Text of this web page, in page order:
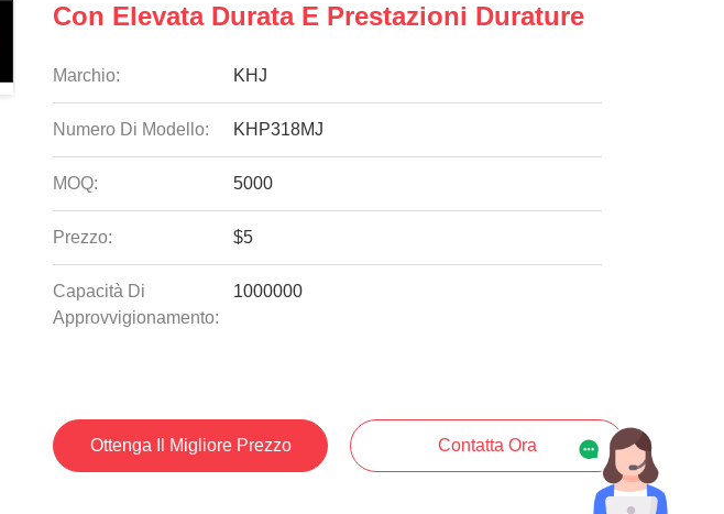
Con Elevata Durata E Prestazioni Durature
Marchio: KHJ
Numero Di Modello: KHP318MJ
MOQ: 5000
Prezzo: $5
Capacità Di
Approvvigionamento:
1000000
Ottenga Il Migliore Prezzo Contatta Ora